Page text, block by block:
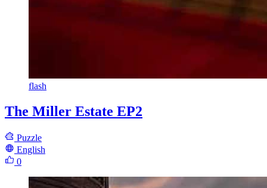
flash
The Miller Estate EP2
Puzzle
English
0